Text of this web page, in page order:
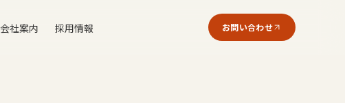
会社案内 採用情報 お問い合わせ